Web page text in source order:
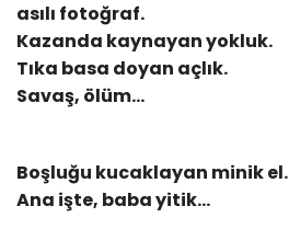
asılı fotoğraf.
Kazanda kaynayan yokluk.
Tıka basa doyan açlık.
Savaş, ölüm…
Boşluğu kucaklayan minik el.
Ana işte, baba yitik...